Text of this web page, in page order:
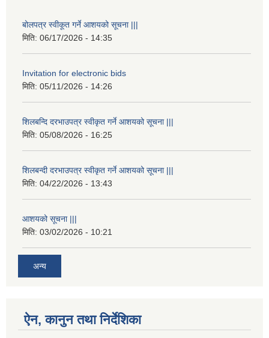
बोलपत्र स्वीकूत गर्ने आशयको सूचना |||
मिति: 06/17/2026 - 14:35
Invitation for electronic bids
मिति: 05/11/2026 - 14:26
शिलबन्दि दरभाउपत्र स्वीकृत गर्ने आशयको सूचना |||
मिति: 05/08/2026 - 16:25
शिलबन्दी दरभाउपत्र स्वीकृत गर्ने आशयको सूचना |||
मिति: 04/22/2026 - 13:43
आशयको सूचना |||
मिति: 03/02/2026 - 10:21
अन्य
ऐन, कानुन तथा निर्देशिका